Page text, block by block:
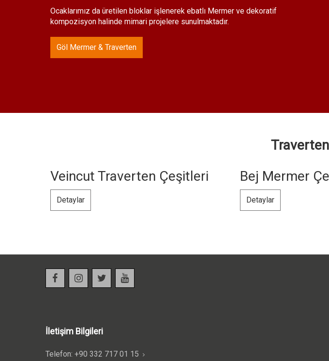
Ocaklarımız da üretilen bloklar işlenerek ebatlı Mermer ve dekoratif
kompozisyon halinde mimari projelere sunulmaktadır.
Göl Mermer & Traverten
Veincut Traverten Çeşitleri
Detaylar
Bej Mermer
Detaylar
İletişim Bilgileri
Telefon: +90 332 717 01 15